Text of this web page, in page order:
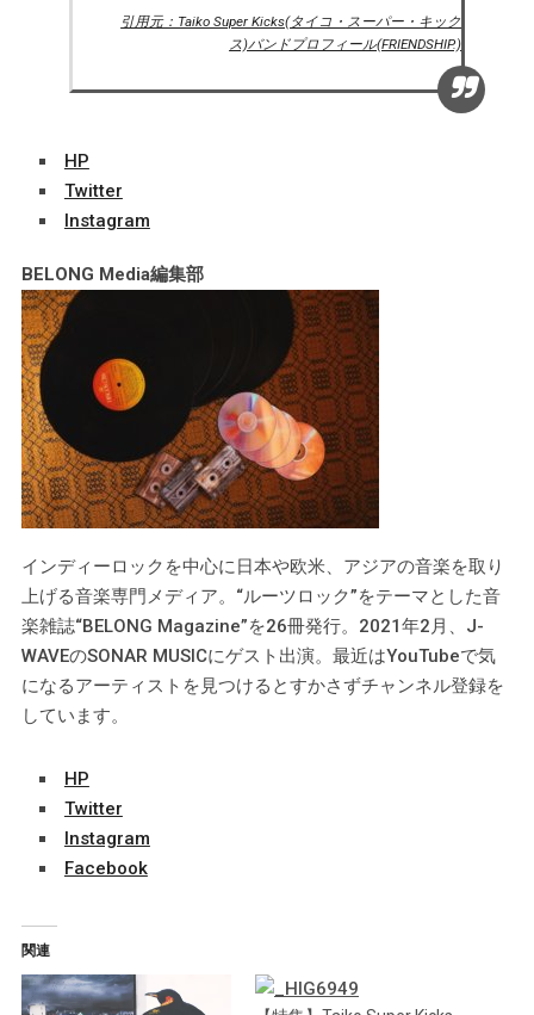
引用元：Taiko Super Kicks(タイコ・スーパー・キック
ス)バンドプロフィール(FRIENDSHIP.)
HP
Twitter
Instagram
BELONG Media編集部
インディーロックを中心に日本や欧米、アジアの音楽を取り
上げる音楽専門メディア。“ルーツロック”をテーマとした音
楽雑誌“BELONG Magazine”を26冊発行。2021年2月、J-
WAVEのSONAR MUSICにゲスト出演。最近はYouTubeで気
になるアーティストを見つけるとすかさずチャンネル登録を
しています。
HP
Twitter
Instagram
Facebook
関連